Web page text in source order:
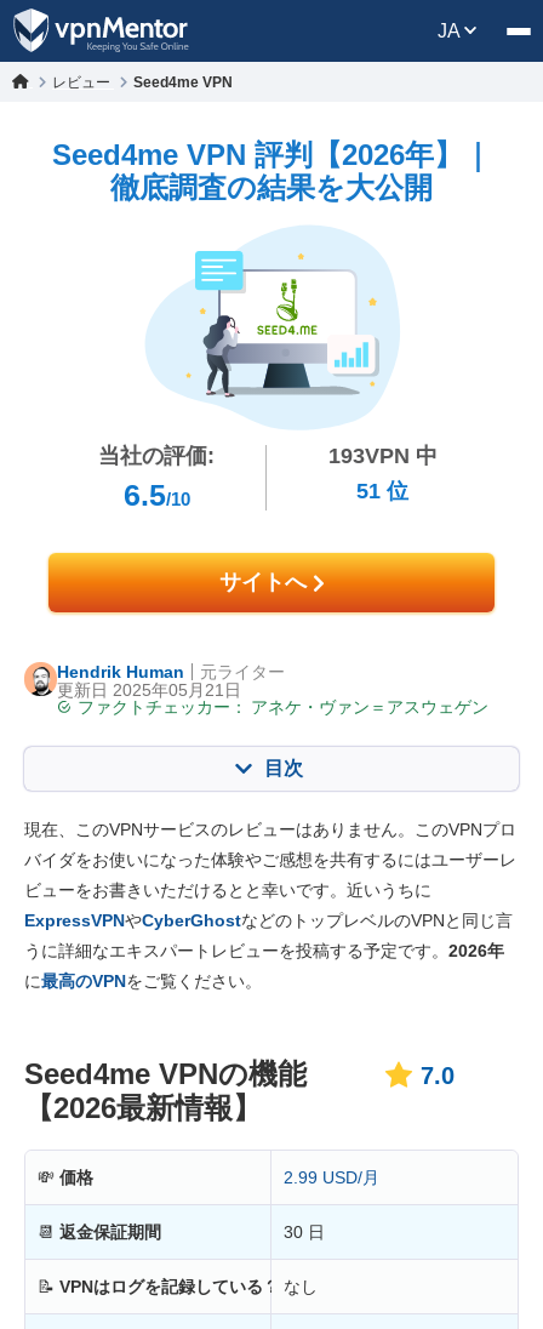
JA
レビュー Seed4me VPN
Seed4me VPN 評判【2026年】｜
徹底調査の結果を大公開
当社の評価:
6.5/10
193VPN 中
51位
サイトへ
Hendrik Human
更新日 2025年05月21日
ファクトチェッカー：
アネケ・ヴァン＝アスウェゲン
元ライター
目次
主な特徴 7.0
インストール・アプリ 8.0
価格
信頼性とサポート 7.8
現在、このVPNサービスのレビューはありません。このVPNプロ
バイダをお使いになった体験やご感想を共有するにはユーザーレ
ビューをお書きいただけるとと幸いです。近いうちに
ExpressVPNやCyberGhostなどのトップレベルのVPNと同じ言
うに詳細なエキスパートレビューを投稿する予定です。 2026年
に最高のVPNをご覧ください。
Seed4me VPNの機能
【2026最新情報】
7.0
💸 価格 2.99 USD/月
📆 返金保証期間 30 日
📝 VPNはログを記録している？ なし